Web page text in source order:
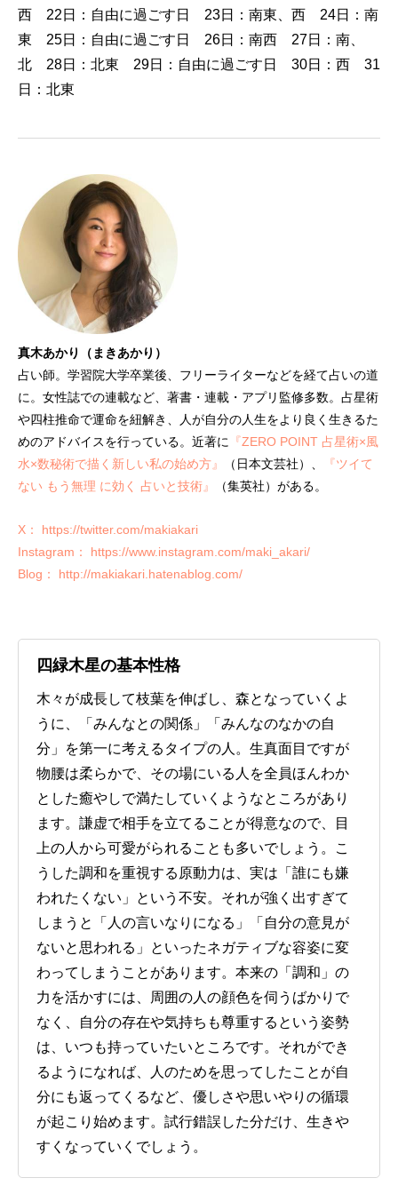
西 22日：自由に過ごす日 23日：南東、西 24日：南
東 25日：自由に過ごす日 26日：南西 27日：南、
北 28日：北東 29日：自由に過ごす日 30日：西 31
日：北東
真木あかり（まきあかり）
占い師。学習院大学卒業後、フリーライターなどを経て占いの道
に。女性誌での連載など、著書・連載・アプリ監修多数。占星術
や四柱推命で運命を紐解き、人が自分の人生をより良く生きるた
めのアドバイスを行っている。近著に
『ZERO POINT 占星術×風
水×数秘術で描く新しい私の始め方』
（日本文芸社）、
『ツイて
ない もう無理 に効く 占いと技術』
（集英社）がある。
X： https://twitter.com/makiakari
Instagram： https://www.instagram.com/maki_akari/
Blog： http://makiakari.hatenablog.com/
四緑木星の基本性格
木々が成長して枝葉を伸ばし、森となっていくよ
うに、「みんなとの関係」「みんなのなかの自
分」を第一に考えるタイプの人。生真面目ですが
物腰は柔らかで、その場にいる人を全員ほんわか
とした癒やしで満たしていくようなところがあり
ます。謙虚で相手を立てることが得意なので、目
上の人から可愛がられることも多いでしょう。こ
うした調和を重視する原動力は、実は「誰にも嫌
われたくない」という不安。それが強く出すぎて
しまうと「人の言いなりになる」「自分の意見が
ないと思われる」といったネガティブな容姿に変
わってしまうことがあります。本来の「調和」の
力を活かすには、周囲の人の顔色を伺うばかりで
なく、自分の存在や気持ちも尊重するという姿勢
は、いつも持っていたいところです。それができ
るようになれば、人のためを思ってしたことが自
分にも返ってくるなど、優しさや思いやりの循環
が起こり始めます。試行錯誤した分だけ、生きや
すくなっていくでしょう。